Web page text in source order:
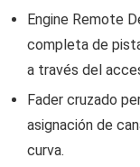
Engine Remote
completa de
a través del
Fader cruzado
asignación de
curva.